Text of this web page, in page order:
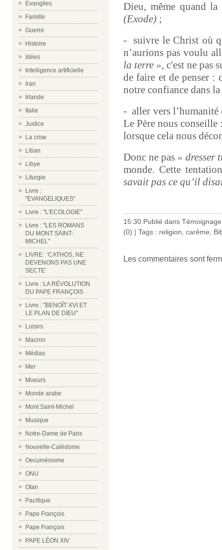
Evangiles
Famille
Guerre
Histoire
Idées
Intelligence artificielle
Iran
Irlande
Italie
Justice
La crise
Liban
Libye
Liturgie
Livre :
"EVANGELIQUES"
Livre : "L'ECOLOGIE"
Livre : "LES ROMANS
DU MONT SAINT-
MICHEL"
LIVRE : 'CATHOS, NE
DEVENONS PAS UNE
SECTE'
Livre : LA RÉVOLUTION
DU PAPE FRANÇOIS
Livre : "BENOÎT XVI ET
LE PLAN DE DIEU"
Loisirs
Macron
Médias
Mer
Moeurs
Monde arabe
Mont Saint-Michel
Musique
Notre-Dame de Paris
Nouvelle-Calédonie
Oecuménisme
ONU
Otan
Pacifique
Pape François
Pape François
PAPE LÉON XIV
Dieu, même quand
(Exode) ;
- suivre le Christ où
n’aurions pas voulu
la terre », c'est ne pas
de faire et de penser :
notre confiance dans
- aller vers
Le Père nous
lorsque cela nous
Donc ne pas « dresser
monde. Cette
savait pas ce qu’il
15:30 Publié dans
(0) | Tags : religion carême
Les commentaires sont